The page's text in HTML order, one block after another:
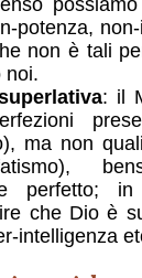
potenza,
non è tali
noi.
: il
ma non
perfetto;
che Dio è
intelligenza